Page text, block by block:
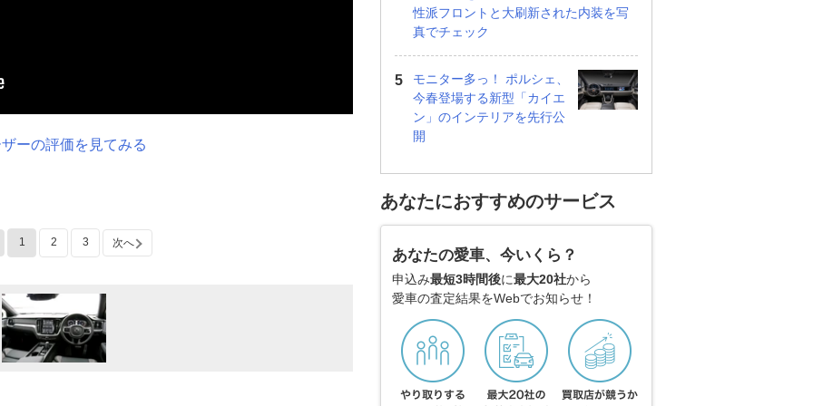
ーの評価を見てみる
1 2 3 次へ
性派フロントと大刷新された内装を写
真でチェック
モニター多っ！ ポルシェ、
今春登場する新型「カイエ
ン」のインテリアを先行公
開
あなたにおすすめのサービス
あなたの愛車、今いくら？
申込み最短3時間後に最大20社から
愛車の査定結果をWebでお知らせ！